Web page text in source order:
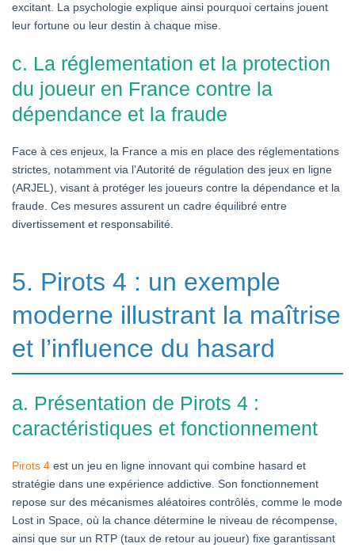
excitant. La psychologie explique ainsi pourquoi certains jouent
leur fortune ou leur destin à chaque mise.
c. La réglementation et la protection
du joueur en France contre la
dépendance et la fraude
Face à ces enjeux, la France a mis en place des réglementations
strictes, notamment via l’Autorité de régulation des jeux en ligne
(ARJEL), visant à protéger les joueurs contre la dépendance et la
fraude. Ces mesures assurent un cadre équilibré entre
divertissement et responsabilité.
5. Pirots 4 : un exemple
moderne illustrant la maîtrise
et l’influence du hasard
a. Présentation de Pirots 4 :
caractéristiques et fonctionnement
Pirots 4 est un jeu en ligne innovant qui combine hasard et
stratégie dans une expérience addictive. Son fonctionnement
repose sur des mécanismes aléatoires contrôlés, comme le mode
Lost in Space, où la chance détermine le niveau de récompense,
ainsi que sur un RTP (taux de retour au joueur) fixe garantissant